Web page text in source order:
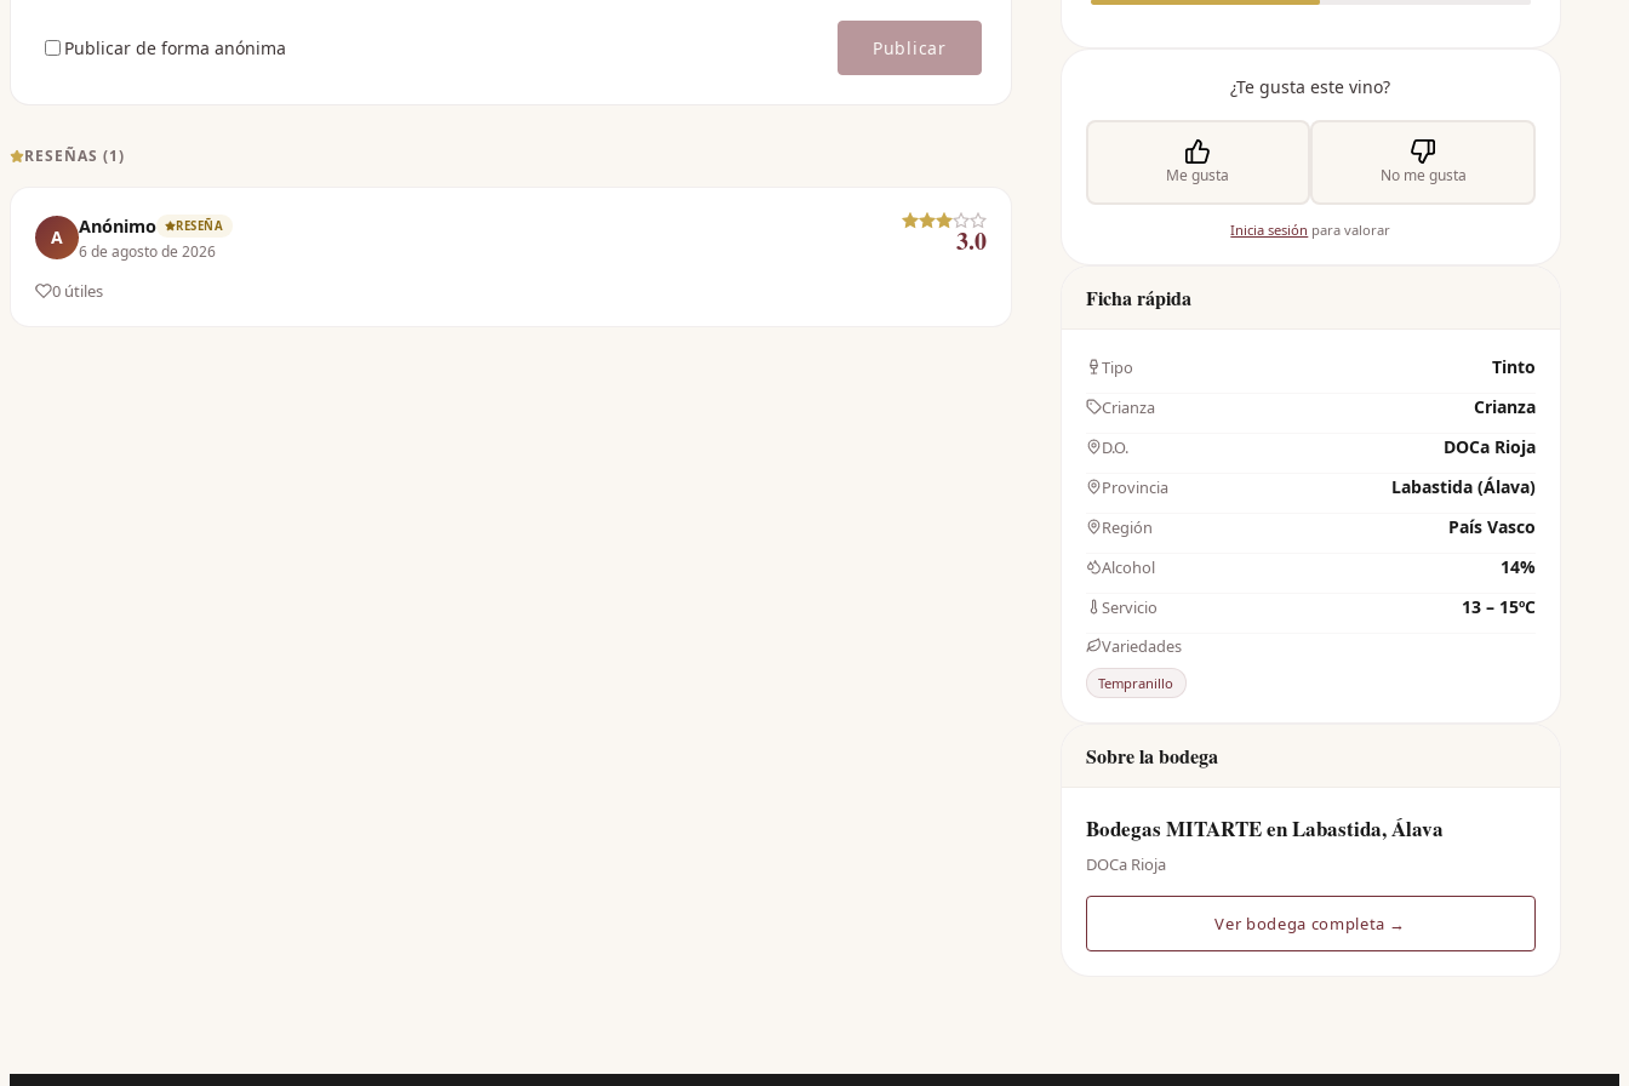
Publicar de forma anónima Publicar
RESEÑAS (1)
A Anónimo RESEÑA
6 de agosto de 2026 3.0
0 útiles
¿Te gusta este vino?
Me gusta No me gusta
Inicia sesión para valorar
Ficha rápida
Tipo Tinto
Crianza Crianza
D.O. DOCa Rioja
Provincia Labastida (Álava)
Región País Vasco
Alcohol 14%
Servicio 13 – 15ºC
Variedades
Tempranillo
Sobre la bodega
Bodegas MITARTE en Labastida, Álava
DOCa Rioja
Ver bodega completa →